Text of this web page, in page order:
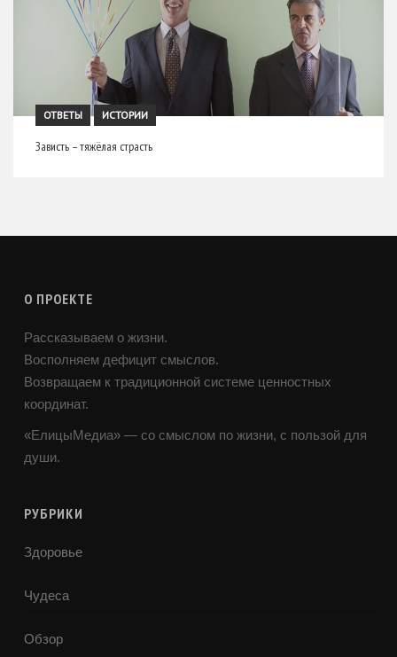
ОТВЕТЫ ИСТОРИИ
Зависть – тяжёлая страсть
О ПРОЕКТЕ
Рассказываем о жизни.
Восполняем дефицит смыслов.
Возвращаем к традиционной системе ценностных
координат.
«ЕлицыМедиа» — со смыслом по жизни, с пользой для
души.
РУБРИКИ
Здоровье
Чудеса
Обзор